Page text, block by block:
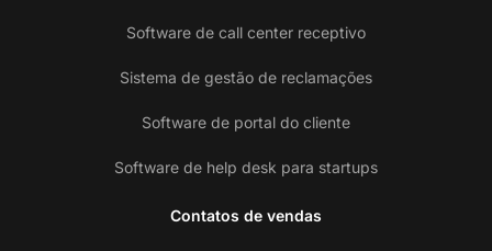
Software de call center receptivo
Sistema de gestão de reclamações
Software de portal do cliente
Software de help desk para startups
Contatos de vendas